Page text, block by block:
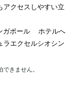
アクセスしやすい立
ポール ホテルへ
ラエクセルシオシン
きません。